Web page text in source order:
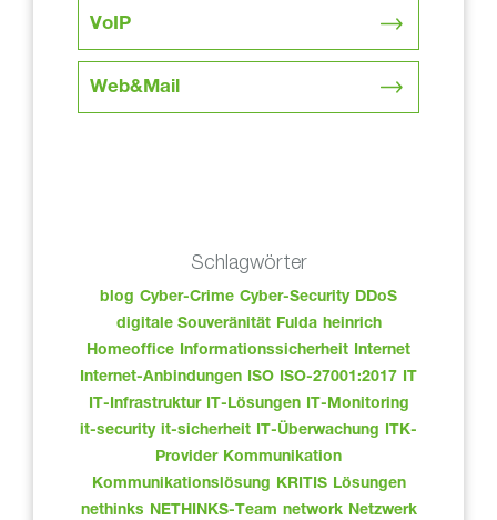
VoIP
Web&Mail
Schlagwörter
blog Cyber-Crime Cyber-Security DDoS
digitale Souveränität Fulda heinrich
Homeoffice Informationssicherheit Internet
Internet-Anbindungen ISO ISO-27001:2017 IT
IT-Infrastruktur IT-Lösungen IT-Monitoring
it-security it-sicherheit IT-Überwachung
ITK-
Provider Kommunikation
Kommunikationslösung
KRITIS Lösungen
nethinks NETHINKS-Team network Netzwerk